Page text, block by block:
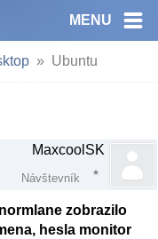
MENU
Ubuntu
MaxcoolSK
Návštevník
zobrazilo
hesla monitor